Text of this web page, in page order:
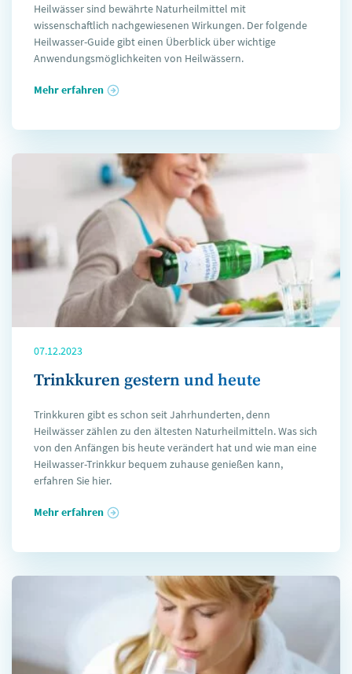
Heilwässer sind bewährte Naturheilmittel mit
wissenschaftlich nachgewiesenen Wirkungen. Der folgende
Heilwasser-Guide gibt einen Überblick über wichtige
Anwendungsmöglichkeiten von Heilwässern.
Mehr erfahren
07.12.2023
Trinkkuren gestern und heute
Trinkkuren gibt es schon seit Jahrhunderten, denn
Heilwässer zählen zu den ältesten Naturheilmitteln. Was sich
von den Anfängen bis heute verändert hat und wie man eine
Heilwasser-Trinkkur bequem zuhause genießen kann,
erfahren Sie hier.
Mehr erfahren